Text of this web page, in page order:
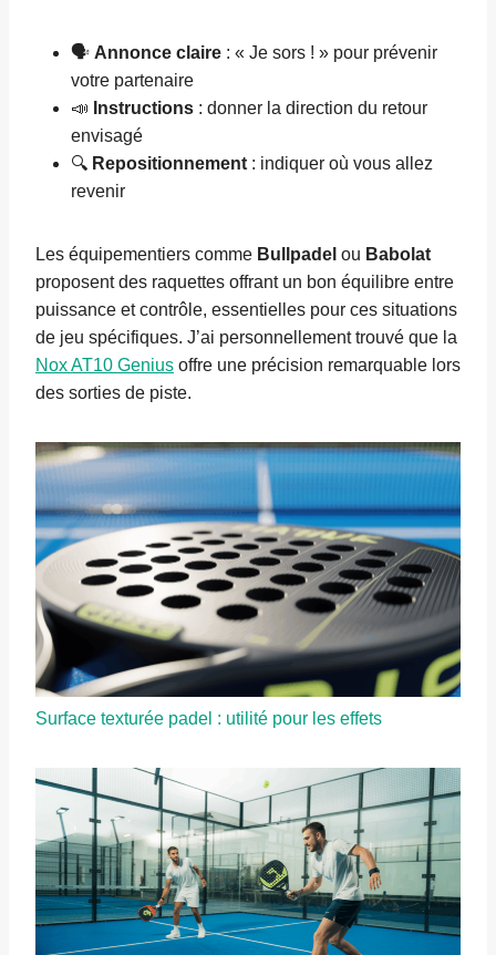
🗣️ Annonce claire : « Je sors ! » pour prévenir
votre partenaire
📣 Instructions : donner la direction du retour
envisagé
🔍 Repositionnement : indiquer où vous allez
revenir
Les équipementiers comme Bullpadel ou Babolat
proposent des raquettes offrant un bon équilibre entre
puissance et contrôle, essentielles pour ces situations
de jeu spécifiques. J’ai personnellement trouvé que la
Nox AT10 Genius offre une précision remarquable lors
des sorties de piste.
Surface texturée padel : utilité pour les effets